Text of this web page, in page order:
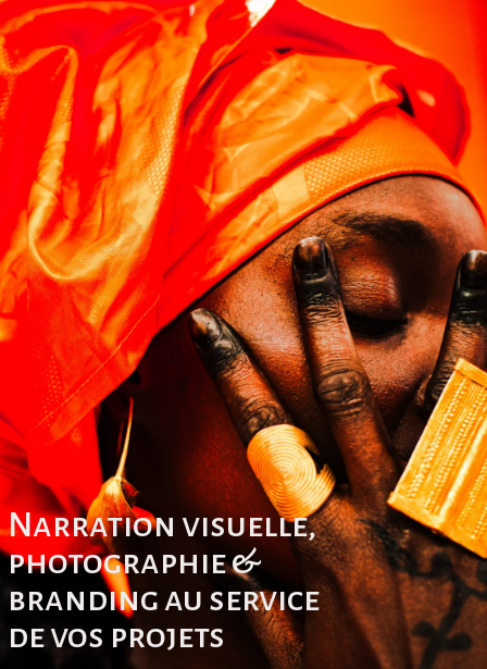
Narration visuelle,
photographie &
branding au service
de vos projets